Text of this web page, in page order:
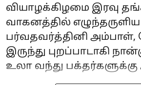
வியாழக்கிழமை இரவு
வாகனத்தில் எழுந்தருளிய
பர்வதவர்த்தினி அம்பாள்,
இருந்து புறப்பாடாகி
உலா வந்து பக்தர்களுக்கு